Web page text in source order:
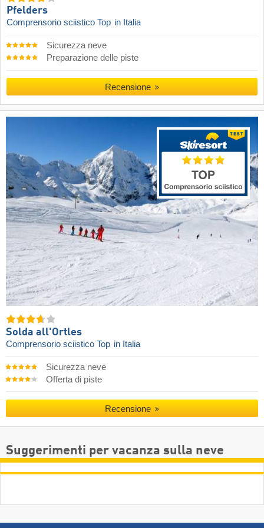
Pfelders
Comprensorio sciistico Top in Italia
Sicurezza neve
Preparazione delle piste
Recensione
Solda all'Ortles
Comprensorio sciistico Top in Italia
Sicurezza neve
Offerta di piste
Recensione
Suggerimenti per vacanza sulla neve